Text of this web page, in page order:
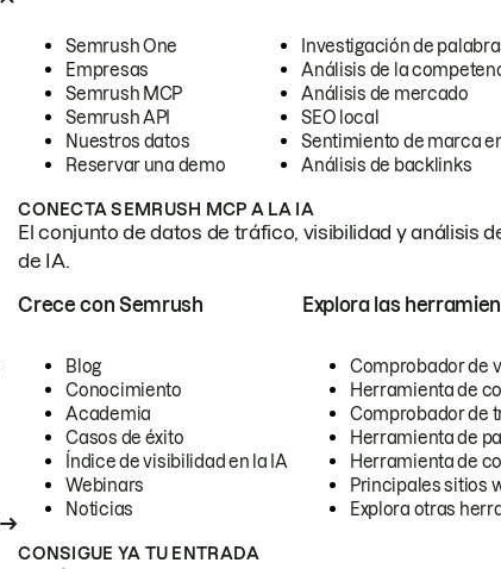
Semrush One
Empresas
Semrush MCP
Semrush API
Nuestros datos
Reservar una demo
Investigación de
Análisis de la
Análisis de mercado
SEO local
Sentimiento de marca
Análisis de backlinks
CONECTA SEMRUSH MCP A LA IA
El conjunto de datos de tráfico, visibilidad y análisis
de IA.
Crece con Semrush
Blog
Conocimiento
Academia
Casos de éxito
Índice de visibilidad en la IA
Webinars
Noticias
Explora las
Comprobador de
Herramienta de
Comprobador de
Herramienta de
Herramienta de
Principales sitios
Explora otras
CONSIGUE YA TU ENTRADA